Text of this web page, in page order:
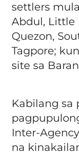
settlers
Abdul, Little
Quezon,
Tagpore;
site sa
Kabilang sa
Inter-
na